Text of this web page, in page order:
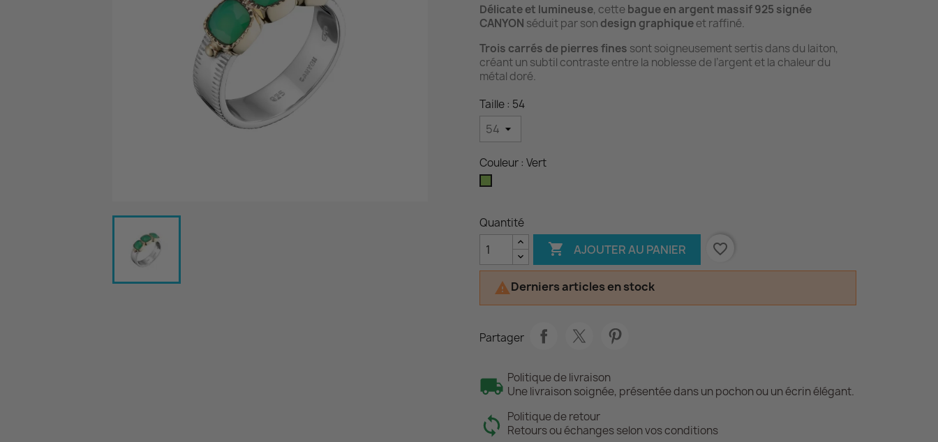
Délicate et lumineuse, cettebague en argent massif 925 signée
CANYON séduit par son design graphiqueet raffiné.
Trois carrés de pierres fines sont soigneusement sertis dans du laiton,
créant un subtil contraste entre la noblesse de l’argent et la chaleur du
métal doré.
Taille : 54
Couleur : Vert
Quantité
 AJOUTER AU PANIER favorite_border
Derniers articles en stock
Partager
Politique de livraison
Une livraison soignée, présentée dans un pochon ou un écrin élégant.
Politique de retour
Retours ou échanges selon vos conditions